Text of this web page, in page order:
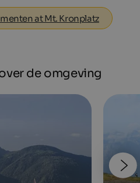
at Mt. Kronplatz
de omgeving